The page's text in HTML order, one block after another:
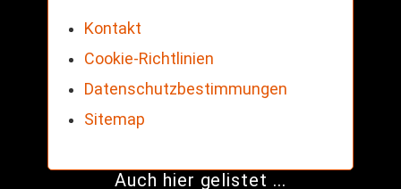
Kontakt
Cookie-Richtlinien
Datenschutzbestimmungen
Sitemap
Auch hier gelistet ...